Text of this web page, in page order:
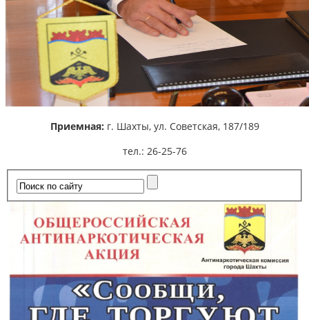
Приемная: г. Шахты, ул. Советская, 187/189
тел.: 26-25-76